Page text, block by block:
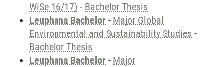
WiSe 16/17) - Bachelor Thesis
Leuphana Bachelor - Major Global
Environmental and Sustainability Studies -
Bachelor Thesis
Leuphana Bachelor - Major